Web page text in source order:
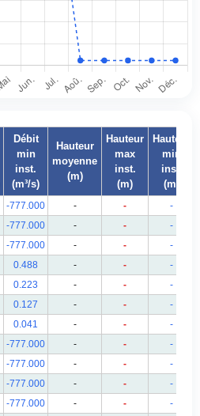
Débit
min
inst.
(m³/s)
Hauteur
moyenne
(m)
Hauteur
max
inst.
(m)
Hauteur
min
inst.
(m)
-777.000 - -
-
-777.000 - -
-
-777.000 - -
-
0.488 - -
-
0.223 - -
-
0.127 - -
-
0.041 - -
-
-777.000 - -
-
-777.000 - -
-
-777.000 - -
-
-777.000 - -
-